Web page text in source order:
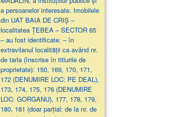
a persoanelor interesate. Imobilele
din UAT BAIA DE CRIȘ –
localitatea ȚEBEA – SECTOR 65
– au fost identificate: – în
extravilanul localităţii ca având nr.
de tarla (înscrise în titlurile de
proprietate): 150, 169, 170, 171,
172 (DENUMIRE LOC: PE DEAL),
173, 174, 175, 176 (DENUMIRE
LOC: GORGANU), 177, 178, 179,
180, 181 (doar parţial: de la nr. de